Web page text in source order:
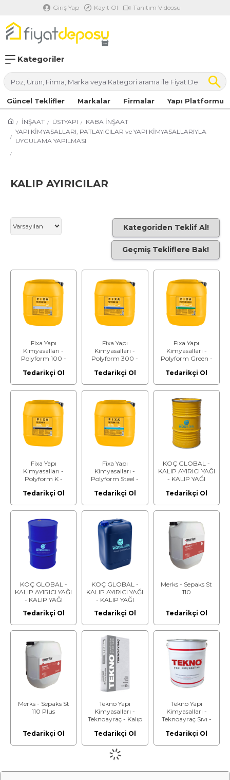
Giriş Yap Kayıt Ol Tanıtım Videosu
Kategoriler
Güncel Teklifler Markalar Firmalar Yapı Platformu
İNŞAAT ÜSTYAPI
KABA İNŞAAT
YAPI KİMYASALLARI, PATLAYICILAR ve YAPI KİMYASALLARIYLA
UYGULAMA YAPILMASI
KALIP AYIRICILAR
Kategoriden Teklif Al!
Geçmiş Tekliflere Bak!
Fixa Yapı
Kimyasalları -
Polyform 100 -
Tedarikçi Ol
Fixa Yapı
Kimyasalları -
Polyform 300 -
Plywood, Ahşap
Tedarikçi Ol
Fixa Yapı
Kimyasalları -
Polyform Green -
Kalıp Ayırıcı
Tedarikçi Ol
Fixa Yapı
Kimyasalları -
Polyform K -
Ayırıcı
Tedarikçi Ol
Fixa Yapı
Kimyasalları -
Polyform Steel -
Ayırıcı
Tedarikçi Ol
KOÇ GLOBAL -
KALIP AYIRICI YAĞI
- KALIP YAĞI
Tedarikçi Ol
KOÇ GLOBAL -
KALIP AYIRICI YAĞI
- KALIP YAĞI
Tedarikçi Ol
KOÇ GLOBAL -
KALIP AYIRICI YAĞI
- KALIP YAĞI
Tedarikçi Ol
Merks - Sepaks St
110
Tedarikçi Ol
Merks - Sepaks St
110 Plus
Tedarikçi Ol
Tekno Yapı
Kimyasalları -
Teknoayraç - Kalıp
Tedarikçi Ol
Tekno Yapı
Kimyasalları -
Teknoayraç Sıvı -
Ayırıcı
Tedarikçi Ol